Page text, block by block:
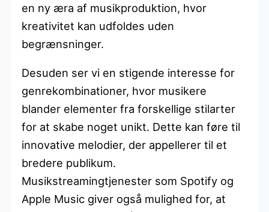
en ny æra af musikproduktion, hvor
kreativitet kan udfoldes uden
begrænsninger.
Desuden ser vi en stigende interesse for
genrekombinationer, hvor musikere
blander elementer fra forskellige stilarter
for at skabe noget unikt. Dette kan føre til
innovative melodier, der appellerer til et
bredere publikum.
Musikstreamingtjenester som Spotify og
Apple Music giver også mulighed for, at